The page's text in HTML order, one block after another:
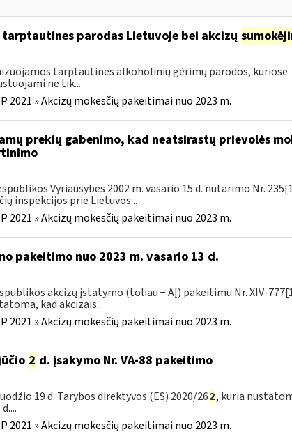
parodas Lietuvoje bei akcizų
tarptautinės alkoholinių gėrimų parodos, kuriose
ne tik...
2021 » Akcizų mokesčių pakeitimai nuo 2023 m.
prekių gabenimo, kad neatsirastų prievolės
Vyriausybės 2002 m. vasario 15 d. nutarimo Nr.
inspekcijos prie Lietuvos...
2021 » Akcizų mokesčių pakeitimai nuo 2023 m.
pakeitimo nuo 2023 m. vasario 13 d.
akcizų įstatymo (toliau − AĮ) pakeitimu Nr. XIV-
kad akcizais...
2021 » Akcizų mokesčių pakeitimai nuo 2023 m.
2 d. įsakymo Nr. VA-88 pakeitimo
19 d. Tarybos direktyvos (ES) 2020/262, kuria
2021 » Akcizų mokesčių pakeitimai nuo 2023 m.